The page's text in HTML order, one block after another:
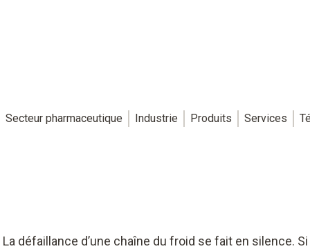
Secteur pharmaceutique Industrie Produits Services
La défaillance d’une chaîne du froid se fait en silence. Si